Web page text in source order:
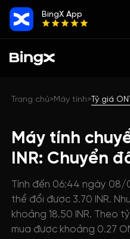
BingX App
Trang chủ>Máy tính>Tỷ giá
Máy tính
INR: Chuyển
Tính đến 06:44 ngày 08/
thể đổi được 3.70 INR.
khoảng 18.50 INR. Theo
mua được khoảng 0.27